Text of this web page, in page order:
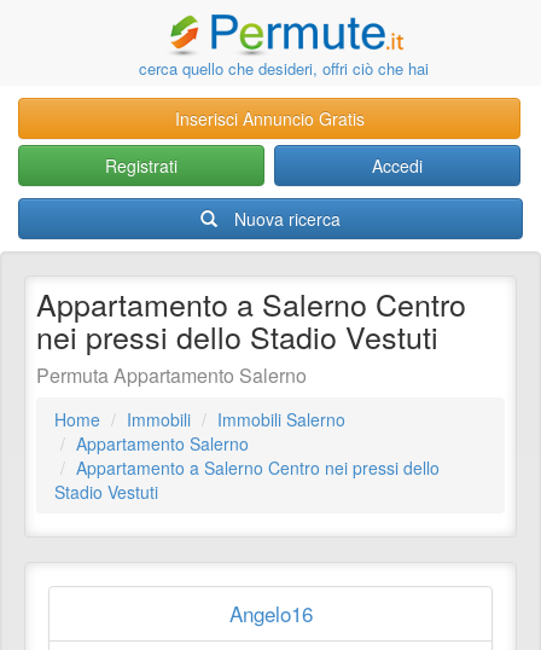
cerca quello che desideri, offri ciò che hai
Inserisci Annuncio Gratis
Registrati
Accedi
Nuova ricerca
Appartamento a Salerno Centro
nei pressi dello Stadio Vestuti
Permuta Appartamento Salerno
Home Immobili
Immobili Salerno
Appartamento Salerno
Appartamento a Salerno Centro nei pressi dello
Stadio Vestuti
Angelo16